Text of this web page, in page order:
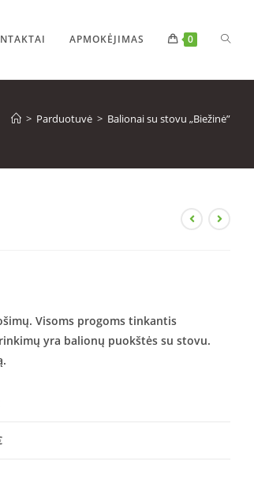
APMOKĖJIMAS 0
> Parduotuvė > Balionai su stovu „Biežinė”
Visoms progoms tinkantis
yra balionų puokštės su stovu.